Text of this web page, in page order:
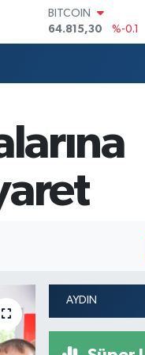
DOLAR
47,7436
%0.18
EURO
BİST100
13.779
%-14
64.815,30